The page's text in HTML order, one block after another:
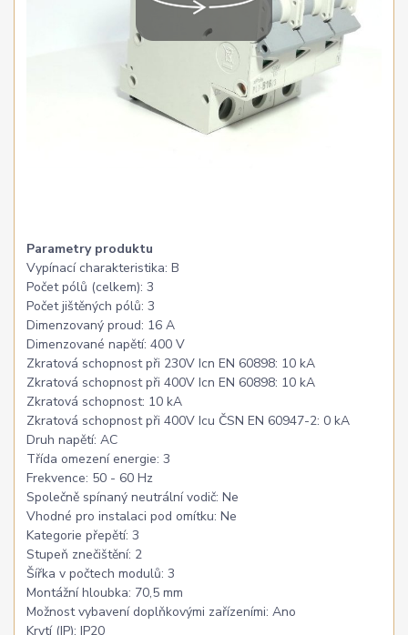
Parametry produktu
Vypínací charakteristika: B
Počet pólů (celkem): 3
Počet jištěných pólů: 3
Dimenzovaný proud: 16 A
Dimenzované napětí: 400 V
Zkratová schopnost při 230V Icn EN 60898: 10 kA
Zkratová schopnost při 400V Icn EN 60898: 10 kA
Zkratová schopnost: 10 kA
Zkratová schopnost při 400V Icu ČSN EN 60947-2: 0 kA
Druh napětí: AC
Třída omezení energie: 3
Frekvence: 50 - 60 Hz
Společně spínaný neutrální vodič: Ne
Vhodné pro instalaci pod omítku: Ne
Kategorie přepětí: 3
Stupeň znečištění: 2
Šířka v počtech modulů: 3
Montážní hloubka: 70,5 mm
Možnost vybavení doplňkovými zařízeními: Ano
Krytí (IP): IP20